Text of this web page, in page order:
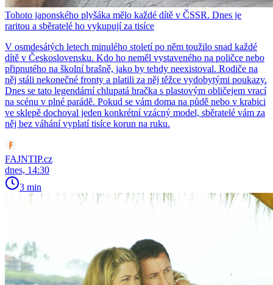
Tohoto japonského plyšáka mělo každé dítě v ČSSR. Dnes je
raritou a sběratelé ho vykupují za tisíce
V osmdesátých letech minulého století po něm toužilo snad každé
dítě v Československu. Kdo ho neměl vystaveného na poličce nebo
připnutého na školní brašně, jako by tehdy neexistoval. Rodiče na
něj stáli nekonečné fronty a platili za něj těžce vydobytými poukazy.
Dnes se tato legendární chlupatá hračka s plastovým obličejem vrací
na scénu v plné parádě. Pokud se vám doma na půdě nebo v krabici
ve sklepě dochoval jeden konkrétní vzácný model, sběratelé vám za
něj bez váhání vyplatí tisíce korun na ruku.
FAJNTIP.cz
dnes, 14:30
3 min